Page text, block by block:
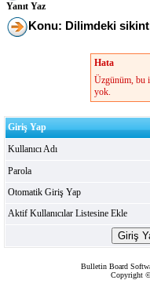
Yanıt Yaz
Konu: Dilimdeki
Hata
Üzgünüm, bu
yok.
Giriş Yap
Kullanıcı Adı
Parola
Otomatik Giriş Yap
Aktif Kullanıcılar Listesine Ekle
Bulletin Board
Copyright